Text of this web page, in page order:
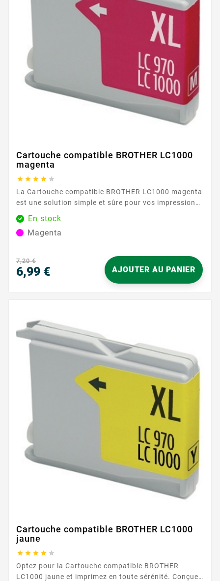
Cartouche compatible BROTHER LC1000
magenta
    
La Cartouche compatible BROTHER LC1000 magenta
est une solution simple et sûre pour vos impressions
du quotidien. Conçue pour la série BROTHER LC1000
, elle délivre un magenta homogène pour des
documents clairs et agréables à lire, que ce soit pour
En stock
Magenta
7,20 €
6,99 € AJOUTER AU PANIER
Cartouche compatible BROTHER LC1000
jaune
    
Optez pour la Cartouche compatible BROTHER
LC1000 jaune et imprimez en toute sérénité. Conçue